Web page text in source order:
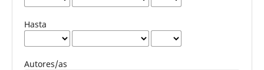
Hasta
Autores/as